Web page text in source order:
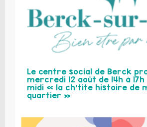
Le centre social de Berck
mercredi 12 août de 14h à
midi « la ch’tite histoire de
quartier »